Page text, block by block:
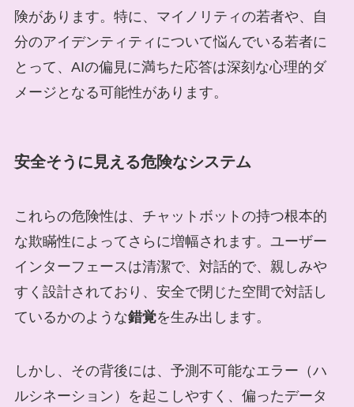
険があります。特に、マイノリティの若者や、自
分のアイデンティティについて悩んでいる若者に
とって、AIの偏見に満ちた応答は深刻な心理的ダ
メージとなる可能性があります。
安全そうに見える危険なシステム
これらの危険性は、チャットボットの持つ根本的
な欺瞞性によってさらに増幅されます。ユーザー
インターフェースは清潔で、対話的で、親しみや
すく設計されており、安全で閉じた空間で対話し
ているかのような錯覚を生み出します。
しかし、その背後には、予測不可能なエラー（ハ
ルシネーション）を起こしやすく、偏ったデータ